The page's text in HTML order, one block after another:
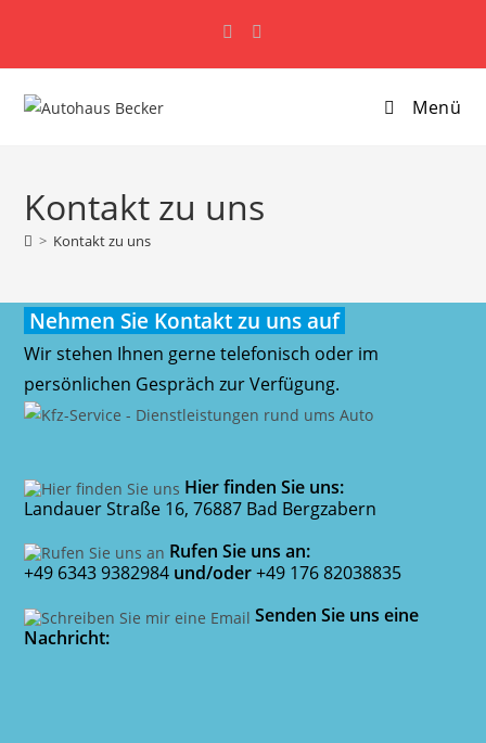
springen
Menü
Kontakt zu uns
> Kontakt zu uns
Nehmen Sie Kontakt zu uns auf
Wir stehen Ihnen gerne telefonisch oder im
persönlichen Gespräch zur Verfügung.
Hier finden Sie uns:
Landauer Straße 16, 76887 Bad Bergzabern
Rufen Sie uns an:
+49 6343 9382984 und/oder+49 176 82038835
Senden Sie uns eine
Nachricht: